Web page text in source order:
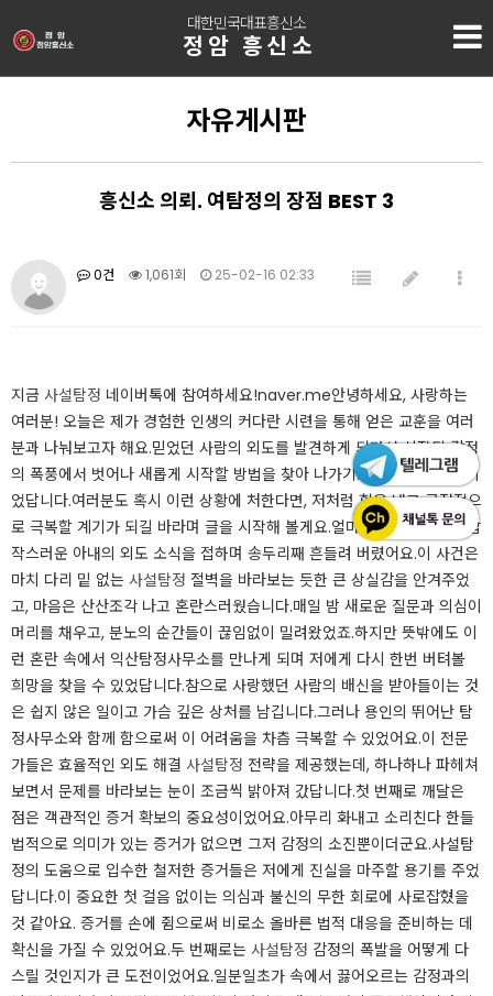
대한민국대표흥신소
정암 흥신소
자유게시판
흥신소 의뢰. 여탐정의 장점 BEST 3
0건 1,061회 25-02-16 02:33
지금 사설탐정 네이버톡에 참여하세요!naver.me안녕하세요, 사랑하는
여러분! 오늘은 제가 경험한 인생의 커다란 시련을 통해 얻은 교훈을 여러
분과 나눠보고자 해요.믿었던 사람의 외도를 발견하게 되면서 시작된 감정
의 폭풍에서 벗어나 새롭게 시작할 방법을 찾아 나가기로 결심했던 순간이
었답니다.여러분도 혹시 이런 상황에 처한다면, 저처럼 힘을 내고 긍정적으
로 극복할 계기가 되길 바라며 글을 시작해 볼게요.얼마 전, 저의 세상은 갑
작스러운 아내의 외도 소식을 접하며 송두리째 흔들려 버렸어요.이 사건은
마치 다리 밑 없는 사설탐정 절벽을 바라보는 듯한 큰 상실감을 안겨주었
고, 마음은 산산조각 나고 혼란스러웠습니다.매일 밤 새로운 질문과 의심이
머리를 채우고, 분노의 순간들이 끊임없이 밀려왔었죠.하지만 뜻밖에도 이
런 혼란 속에서 익산탐정사무소를 만나게 되며 저에게 다시 한번 버텨볼
희망을 찾을 수 있었답니다.참으로 사랑했던 사람의 배신을 받아들이는 것
은 쉽지 않은 일이고 가슴 깊은 상처를 남깁니다.그러나 용인의 뛰어난 탐
정사무소와 함께 함으로써 이 어려움을 차츰 극복할 수 있었어요.이 전문
가들은 효율적인 외도 해결 사설탐정 전략을 제공했는데, 하나하나 파헤쳐
보면서 문제를 바라보는 눈이 조금씩 밝아져 갔답니다.첫 번째로 깨달은
점은 객관적인 증거 확보의 중요성이었어요.아무리 화내고 소리친다 한들
법적으로 의미가 있는 증거가 없으면 그저 감정의 소진뿐이더군요.사설탐
정의 도움으로 입수한 철저한 증거들은 저에게 진실을 마주할 용기를 주었
답니다.이 중요한 첫 걸음 없이는 의심과 불신의 무한 회로에 사로잡혔을
것 같아요. 증거를 손에 쥠으로써 비로소 올바른 법적 대응을 준비하는 데
확신을 가질 수 있었어요.두 번째로는 사설탐정 감정의 폭발을 어떻게 다
스릴 것인지가 큰 도전이었어요.일분일초가 속에서 끓어오르는 감정과의